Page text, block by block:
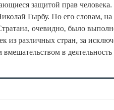
защитой прав
Гырбу. По его словам,
очевидно, было
из различных стран, за
в